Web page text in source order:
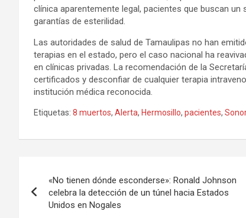
clínica aparentemente legal, pacientes que buscan
garantías de esterilidad.
Las autoridades de salud de Tamaulipas no han
terapias en el estado, pero el caso nacional ha
en clínicas privadas. La recomendación de la
certificados y desconfiar de cualquier terapia
institución médica reconocida.
Etiquetas: 8 muertos, Alerta, Hermosillo, pacientes,
de
«No tienen dónde esconderse»: Ronald Johnson
celebra la detección de un túnel hacia Estados
Unidos en Nogales